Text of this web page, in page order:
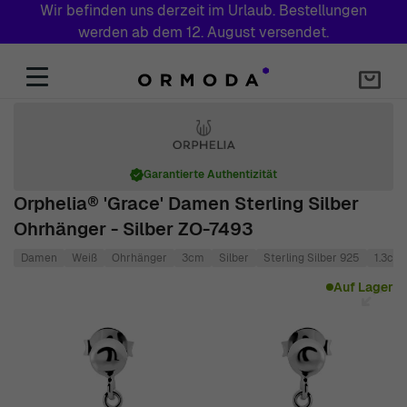
Wir befinden uns derzeit im Urlaub. Bestellungen
werden ab dem 12. August versendet.
Orphelia® 'Grace' Damen Sterling Silber
Ohrhänger - Silber ZO-7493
Garantierte Authentizität
Damen Weiß Ohrhänger 3cm Silber Sterling Silber 925 1.3cm
Auf Lager